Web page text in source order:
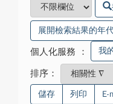
展開檢索結果的年
個人化服務 ： 我
排序：
儲存 列印 E-